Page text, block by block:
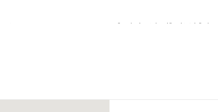
Apple Carplay/Android Auto